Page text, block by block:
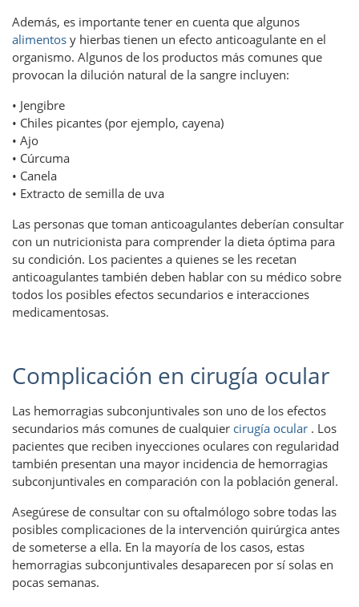
Además, es importante tener en cuenta que algunos
alimentos y hierbas tienen un efecto anticoagulante en el
organismo. Algunos de los productos más comunes que
provocan la dilución natural de la sangre incluyen:
• Jengibre
• Chiles picantes (por ejemplo, cayena)
• Ajo
• Cúrcuma
• Canela
• Extracto de semilla de uva
Las personas que toman anticoagulantes deberían consultar
con un nutricionista para comprender la dieta óptima para
su condición. Los pacientes a quienes se les recetan
anticoagulantes también deben hablar con su médico sobre
todos los posibles efectos secundarios e interacciones
medicamentosas.
Complicación en cirugía ocular
Las hemorragias subconjuntivales son uno de los efectos
secundarios más comunes de cualquier cirugía ocular . Los
pacientes que reciben inyecciones oculares con regularidad
también presentan una mayor incidencia de hemorragias
subconjuntivales en comparación con la población general.
Asegúrese de consultar con su oftalmólogo sobre todas las
posibles complicaciones de la intervención quirúrgica antes
de someterse a ella. En la mayoría de los casos, estas
hemorragias subconjuntivales desaparecen por sí solas en
pocas semanas.